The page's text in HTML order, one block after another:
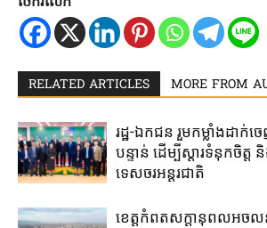
RELATED ARTICLES MORE FROM
រដ្ឋ-ឯកជន ​រួម​កម្លាំង​ដាក់​ច
បន្ទាន់​ ដើម្បី​ស្តារ​ទំនុកចិត្
ទេសចរ​អន្តរជាតិ​
ខេត្ត​កំពត​សក្តានុពល​អចល